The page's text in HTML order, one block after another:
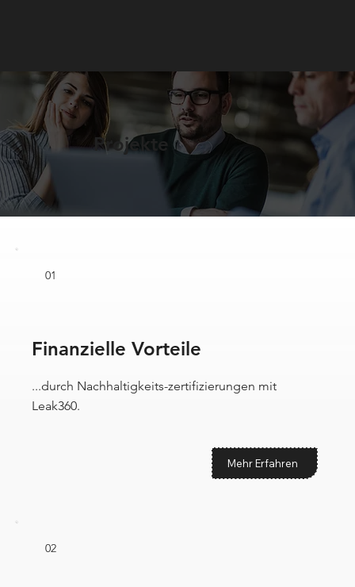
Projekte
01
Finanzielle Vorteile
...durch Nachhaltigkeits-zertifizierungen mit
Leak360.
Mehr Erfahren
02